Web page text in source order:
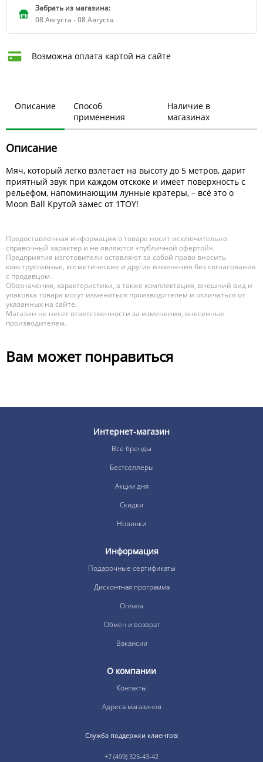
Забрать из магазина:
08 Августа - 08 Августа
Возможна оплата картой на сайте
Описание
Способ
применения
Наличие в
магазинах
Описание
Мяч, который легко взлетает на высоту до 5 метров, дарит
приятный звук при каждом отскоке и имеет поверхность с
рельефом, напоминающим лунные кратеры, – всё это о
Moon Ball Крутой замес от 1TOY!
Предоставленная информация о товаре носит исключительно
справочный характер и не являются «публичной офертой».
Предприятия изготовители оставляют за собой право вносить
конструктивные, косметические и другие изменения без согласования
с продавцом.
Обозначения, характеристики, а также комплектация, внешний вид и
упаковка товара могут изменяться производителем и отличаться от
указанных на сайте.
Магазин не несет ответственности за изменения, внесенные
производителем.
Вам может понравиться
Интернет-магазин
Все бренды
Бестселлеры
Акции дня
Скидки
Новинки
Информация
Подарочные сертификаты
Дисконтная программа
Оплата
Обмен и возврат
Вакансии
О компании
Контакты
Адреса магазинов
Служба поддержки клиентов:
+7 (499) 325-43-42